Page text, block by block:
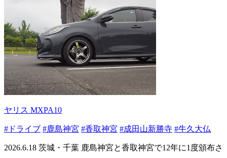
ヤリス MXPA10
#ドライブ #鹿島神宮 #香取神宮 #成田山新勝寺 #牛久大仏
2026.6.18 茨城・千葉 鹿島神宮と香取神宮で12年に1度頒布さ